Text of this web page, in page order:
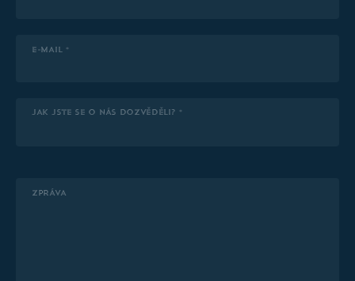
E-MAIL *
JAK JSTE SE O NÁS DOZVĚDĚLI? *
ZPRÁVA